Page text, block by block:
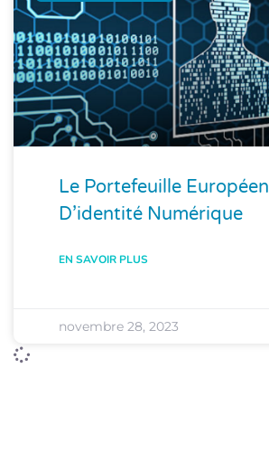
Le Portefeuille Européen
D’identité Numérique
EN SAVOIR PLUS
novembre 28, 2023